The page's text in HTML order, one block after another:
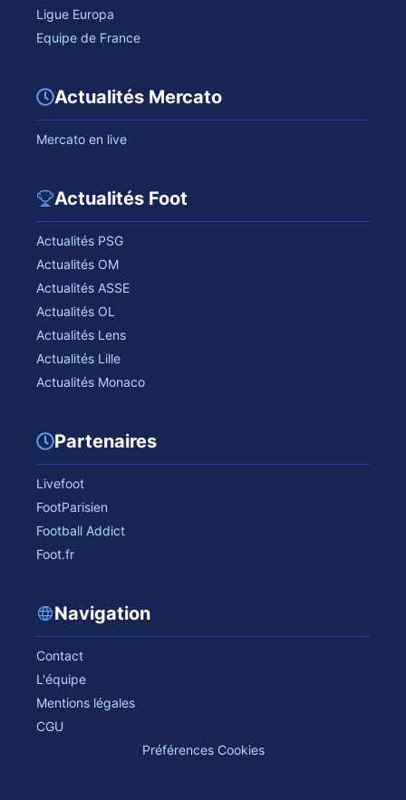
Ligue Europa
Equipe de France
Actualités Mercato
Mercato en live
Actualités Foot
Actualités PSG
Actualités OM
Actualités ASSE
Actualités OL
Actualités Lens
Actualités Lille
Actualités Monaco
Partenaires
Livefoot
FootParisien
Football Addict
Foot.fr
Navigation
Contact
L'équipe
Mentions légales
CGU
Préférences Cookies